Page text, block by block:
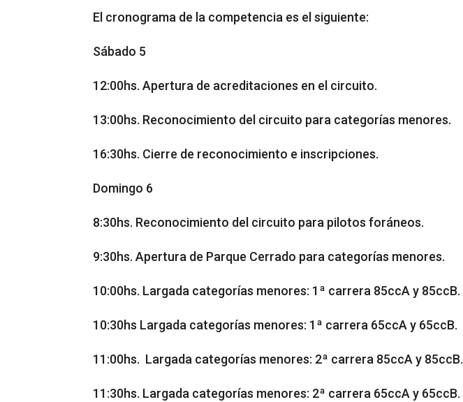
El cronograma de la competencia es el siguiente:
Sábado 5
12:00hs. Apertura de acreditaciones en el circuito.
13:00hs. Reconocimiento del circuito para categorías menores.
16:30hs. Cierre de reconocimiento e inscripciones.
Domingo 6
8:30hs. Reconocimiento del circuito para pilotos foráneos.
9:30hs. Apertura de Parque Cerrado para categorías menores.
10:00hs. Largada categorías menores: 1ª carrera 85ccA y 85ccB.
10:30hs Largada categorías menores: 1ª carrera 65ccA y 65ccB.
11:00hs. Largada categorías menores: 2ª carrera 85ccA y 85ccB.
11:30hs. Largada categorías menores: 2ª carrera 65ccA y 65ccB.